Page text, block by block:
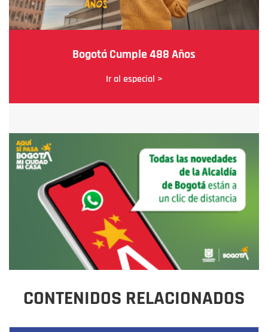
Bogotá Cumple 488 Años
Ir al especial >
CONTENIDOS RELACIONADOS